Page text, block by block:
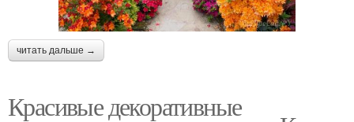
читать дальше →
Красивые декоративные